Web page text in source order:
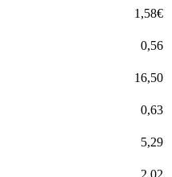
1,58€
0,56
16,50
0,63
5,29
2,02